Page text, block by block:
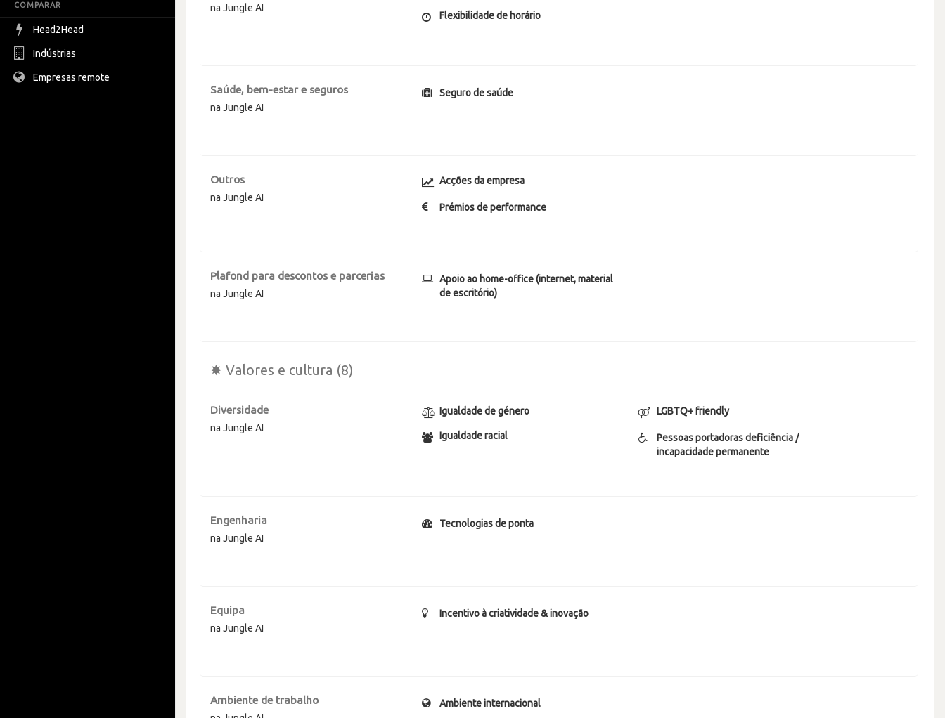
COMPARAR
Head2Head
Indústrias
Empresas remote
na Jungle AI
Flexibilidade de horário
Saúde, bem-estar e seguros
na Jungle AI
Seguro de saúde
Outros
na Jungle AI
Acções da empresa
Prémios de performance
Plafond para descontos e parcerias
na Jungle AI
Apoio ao home-office (internet, material
de escritório)
✸ Valores e cultura (8)
Diversidade
na Jungle AI
Igualdade de género
Igualdade racial
LGBTQ+ friendly
Pessoas portadoras deficiência /
incapacidade permanente
Engenharia
na Jungle AI
Tecnologias de ponta
Equipa
na Jungle AI
Incentivo à criatividade & inovação
Ambiente de trabalho Ambiente internacional